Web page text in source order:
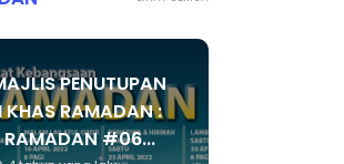
PENUTUPAN
KHAS RAMADAN :
RAMADAN #06...